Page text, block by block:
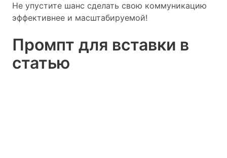
Не упустите шанс сделать свою коммуникацию
эффективнее и масштабируемой!
Промпт для вставки в
статью